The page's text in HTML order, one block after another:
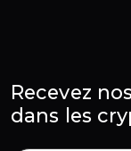
Recevez
dans les